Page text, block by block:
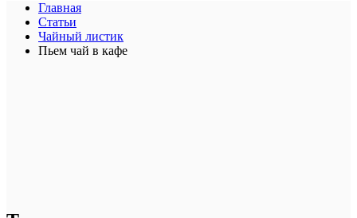
Главная
Статьи
Чайный листик
Пьем чай в кафе